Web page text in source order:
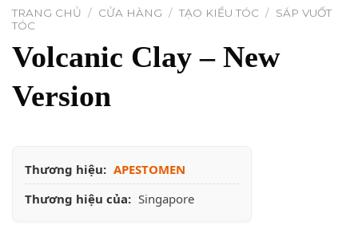
TRANG CHỦ / CỬA HÀNG / TẠO KIỂU TÓC / SÁP VUỐT
TÓC
Volcanic Clay – New
Version
Thương hiệu: APESTOMEN
Thương hiệu của: Singapore